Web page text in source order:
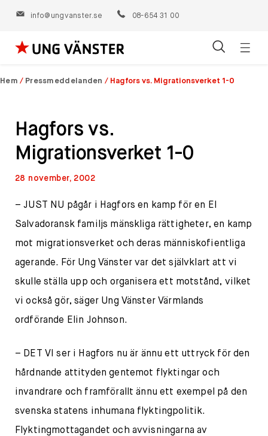
info@ungvanster.se 08-654 31 00
Hoppa
till
Hem / Pressmeddelanden / Hagfors vs. Migrationsverket 1-0
Hagfors vs.
Migrationsverket 1-0
28 november, 2002
– JUST NU pågår i Hagfors en kamp för en El
Salvadoransk familjs mänskliga rättigheter, en kamp
mot migrationsverket och deras människofientliga
agerande. För Ung Vänster var det självklart att vi
skulle ställa upp och organisera ett motstånd, vilket
vi också gör, säger Ung Vänster Värmlands
ordförande Elin Johnson.
– DET VI ser i Hagfors nu är ännu ett uttryck för den
hårdnande attityden gentemot flyktingar och
invandrare och framförallt ännu ett exempel på den
svenska statens inhumana flyktingpolitik.
Flyktingmottagandet och avvisningarna av